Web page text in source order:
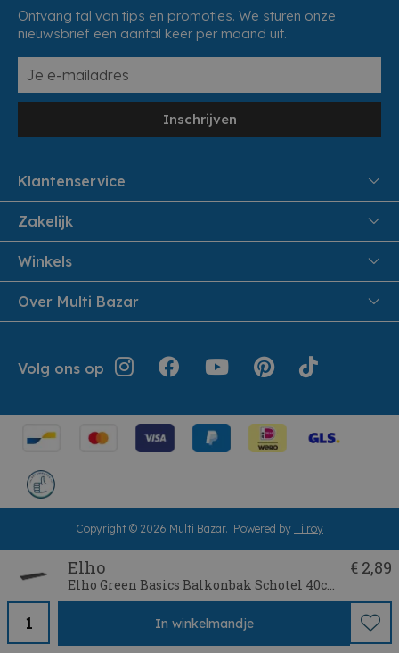
Elho
Elho Green Basics Balkonbak Schotel 40cm Blad Groen
€ 2,89
In winkelmandje
Ontvang tal van tips en promoties. We sturen onze
nieuwsbrief een aantal keer per maand uit.
Inschrijven
Klantenservice
FAQ
Veiligheid en Privacy
Leveren aan huis
Jouw bestelling
Klantendienst
Herroepingsrecht
Zakelijk
Samenwoonactie
B2B
Winkels
Pittem
Izegem
Over Multi Bazar
Verhuurdienst
Over Multi Bazar
Inspiratie
Volg ons op
Copyright © 2026 Multi Bazar. Powered by Tilroy